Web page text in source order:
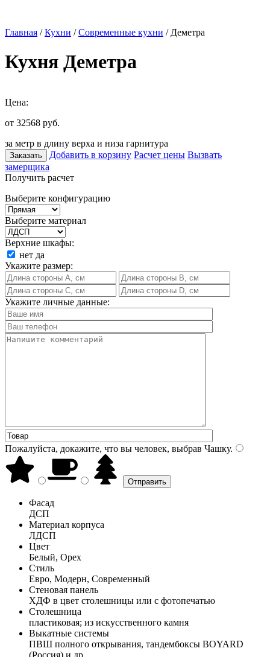
Главная /Кухни /Современные кухни / Деметра
Кухня Деметра
Цена:
от 32568 руб.
за метр в длину верха и низа гарнитура
Заказать Добавить в корзину Расчет цены Вызвать
замерщика
Получить расчет
Выберите конфигурацию
Выберите материал
Верхние шкафы:
нет да
Укажите размер:
Укажите личные данные:
Пожалуйста, докажите, что вы человек, выбрав Чашку.
Фасад
ДСП
Материал корпуса
ЛДСП
Цвет
Белый, Орех
Стиль
Евро, Модерн, Современный
Стеновая панель
ХДФ в цвет столешницы или с фотопечатью
Столешница
пластиковая; из искусственного камня
Выкатные системы
ПВШ полного открывания, тандембоксы BOYARD
(Россия) и др.